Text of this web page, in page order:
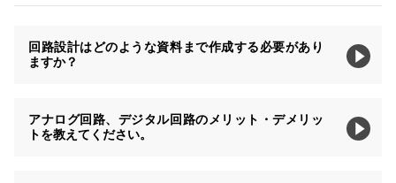
回路設計はどのような資料まで作成する必要があり
ますか？
アナログ回路、デジタル回路のメリット・デメリッ
トを教えてください。